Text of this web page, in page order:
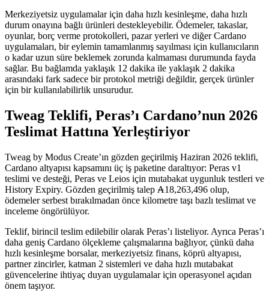
Merkeziyetsiz uygulamalar için daha hızlı kesinleşme, daha hızlı
durum onayına bağlı ürünleri destekleyebilir. Ödemeler, takaslar,
oyunlar, borç verme protokolleri, pazar yerleri ve diğer Cardano
uygulamaları, bir eylemin tamamlanmış sayılması için kullanıcıların
o kadar uzun süre beklemek zorunda kalmaması durumunda fayda
sağlar. Bu bağlamda yaklaşık 12 dakika ile yaklaşık 2 dakika
arasındaki fark sadece bir protokol metriği değildir, gerçek ürünler
için bir kullanılabilirlik unsurudur.
Tweag Teklifi, Peras’ı Cardano’nun 2026
Teslimat Hattına Yerleştiriyor
Tweag by Modus Create’ın gözden geçirilmiş Haziran 2026 teklifi,
Cardano altyapısı kapsamını üç iş paketine daraltıyor: Peras v1
teslimi ve desteği, Peras ve Leios için mutabakat uygunluk testleri ve
History Expiry. Gözden geçirilmiş talep ₳18,263,496 olup,
ödemeler serbest bırakılmadan önce kilometre taşı bazlı teslimat ve
inceleme öngörülüyor.
Teklif, birincil teslim edilebilir olarak Peras’ı listeliyor. Ayrıca Peras’ı
daha geniş Cardano ölçekleme çalışmalarına bağlıyor, çünkü daha
hızlı kesinleşme borsalar, merkeziyetsiz finans, köprü altyapısı,
partner zincirler, katman 2 sistemleri ve daha hızlı mutabakat
güvencelerine ihtiyaç duyan uygulamalar için operasyonel açıdan
önem taşıyor.